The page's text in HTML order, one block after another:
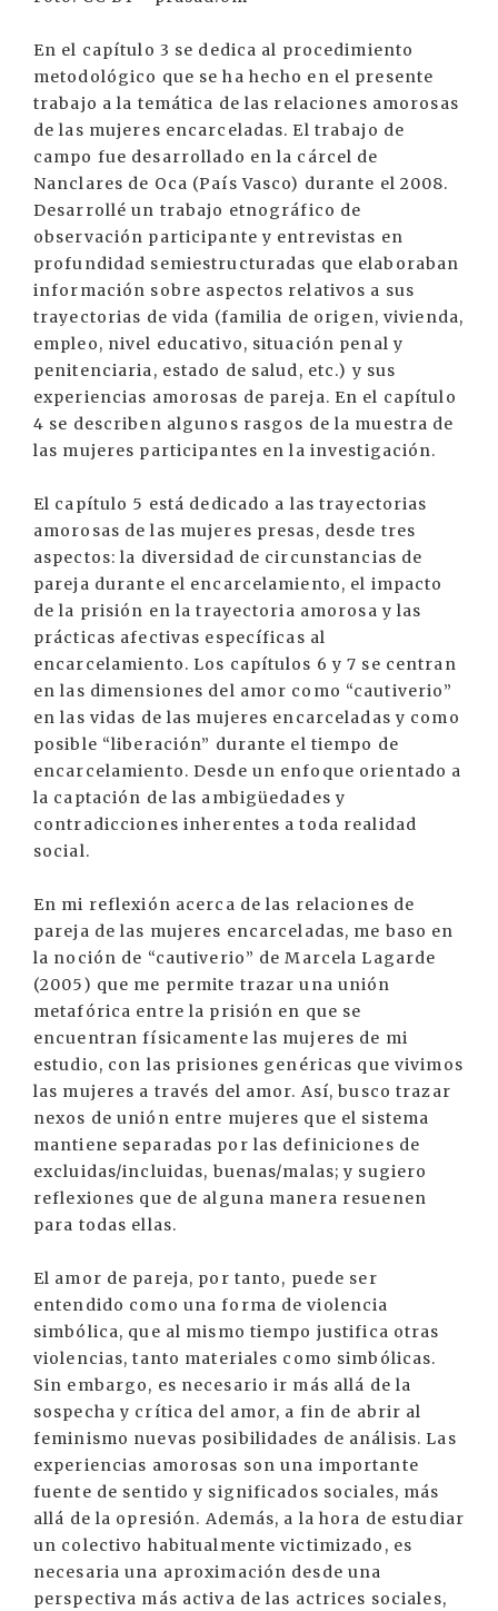
En el capítulo 3 se dedica al procedimiento
metodológico que se ha hecho en el presente
trabajo a la temática de las relaciones amorosas
de las mujeres encarceladas. El trabajo de
campo fue desarrollado en la cárcel de
Nanclares de Oca (País Vasco) durante el 2008.
Desarrollé un trabajo etnográfico de
observación participante y entrevistas en
profundidad semiestructuradas que elaboraban
información sobre aspectos relativos a sus
trayectorias de vida (familia de origen, vivienda,
empleo, nivel educativo, situación penal y
penitenciaria, estado de salud, etc.) y sus
experiencias amorosas de pareja. En el capítulo
4 se describen algunos rasgos de la muestra de
las mujeres participantes en la investigación.
El capítulo 5 está dedicado a las trayectorias
amorosas de las mujeres presas, desde tres
aspectos: la diversidad de circunstancias de
pareja durante el encarcelamiento, el impacto
de la prisión en la trayectoria amorosa y las
prácticas afectivas específicas al
encarcelamiento. Los capítulos 6 y 7 se centran
en las dimensiones del amor como “cautiverio”
en las vidas de las mujeres encarceladas y como
posible “liberación” durante el tiempo de
encarcelamiento. Desde un enfoque orientado a
la captación de las ambigüedades y
contradicciones inherentes a toda realidad
social.
En mi reflexión acerca de las relaciones de
pareja de las mujeres encarceladas, me baso en
la noción de “cautiverio” de Marcela Lagarde
(2005) que me permite trazar una unión
metafórica entre la prisión en que se
encuentran físicamente las mujeres de mi
estudio, con las prisiones genéricas que vivimos
las mujeres a través del amor. Así, busco trazar
nexos de unión entre mujeres que el sistema
mantiene separadas por las definiciones de
excluidas/incluidas, buenas/malas; y sugiero
reflexiones que de alguna manera resuenen
para todas ellas.
El amor de pareja, por tanto, puede ser
entendido como una forma de violencia
simbólica, que al mismo tiempo justifica otras
violencias, tanto materiales como simbólicas.
Sin embargo, es necesario ir más allá de la
sospecha y crítica del amor, a fin de abrir al
feminismo nuevas posibilidades de análisis. Las
experiencias amorosas son una importante
fuente de sentido y significados sociales, más
allá de la opresión. Además, a la hora de estudiar
un colectivo habitualmente victimizado, es
necesaria una aproximación desde una
perspectiva más activa de las actrices sociales,